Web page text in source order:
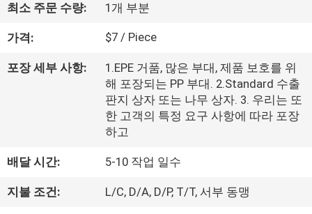
것
투
어
최소 주문 수량: 1개 부분
가격: $7 / Piece
포장 세부 사항:
1.EPE 거품, 많은 부대, 제품 보호를 위
해 포장되는 PP 부대. 2.Standard 수출
판지 상자 또는 나무 상자. 3. 우리는 또
한 고객의 특정 요구 사항에 따라 포장
하고
배달 시간: 5-10 작업 일수
지불 조건: L/C, D/A, D/P, T/T, 서부 동맹